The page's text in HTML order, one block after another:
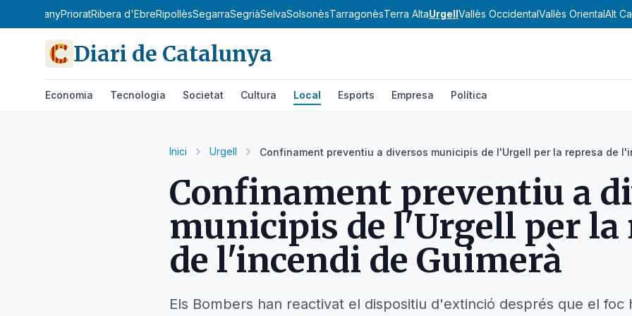
de l'EstanyPrioratRibera d'EbreRipollèsSegarraSegriàSelvaSolsonèsTarragonèsTerra AltaUrgellVallès OccidentalVallès OrientalAlt
Diari de Catalunya
Economia Tecnologia Societat Cultura Local Esports Empresa Política
Inici Urgell Confinament preventiu a diversos municipis de l'Urgell per la represa de
Confinament preventiu a
municipis de l'Urgell per la
de l'incendi de Guimerà
Els Bombers han reactivat el dispositiu d'extinció després que el foc